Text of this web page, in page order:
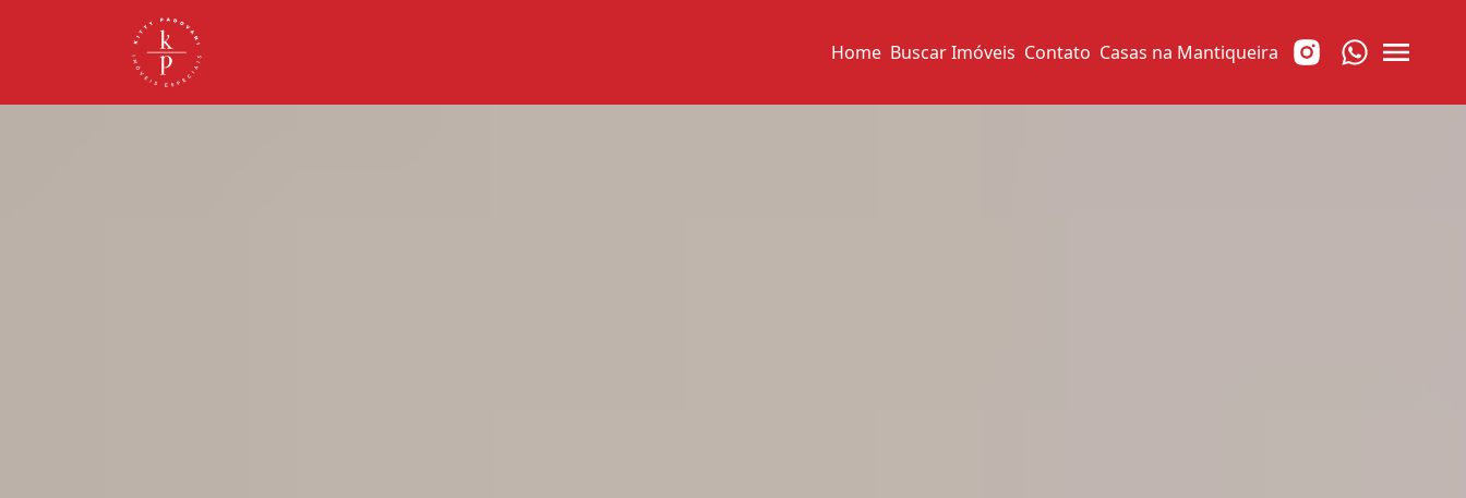
Home Buscar Imóveis Contato Casas na Mantiqueira